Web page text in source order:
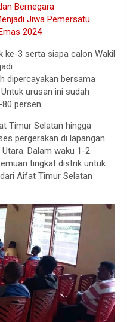
Bernegara
Jiwa Pemersatu
2024
ke-3 serta siapa calon Wakil
dipercayakan bersama
urusan ini sudah
persen.
Timur Selatan hingga
pergerakan di lapangan
Dalam waku 1-2
tingkat distrik untuk
Aifat Timur Selatan